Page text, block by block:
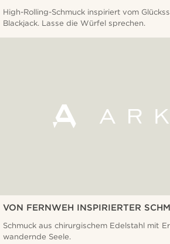
High-Rolling-Schmuck inspiriert vom
Blackjack. Lasse die Würfel sprechen.
VON FERNWEH INSPIRIERTER
Schmuck aus chirurgischem Edelstahl mit
wandernde Seele.